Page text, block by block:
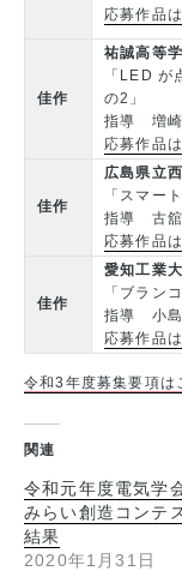
応募作品
佳作
祐誠高等
「LED が
の2」
指導 増崎
応募作品
佳作
広島県立
「スマー
指導 古舘
応募作品
佳作
愛知工業
「ブラン
指導 小島
応募作品
令和3年度募集要項は
関連
令和元年度電気学
みらい創造コンテ
結果
2020年1月31日